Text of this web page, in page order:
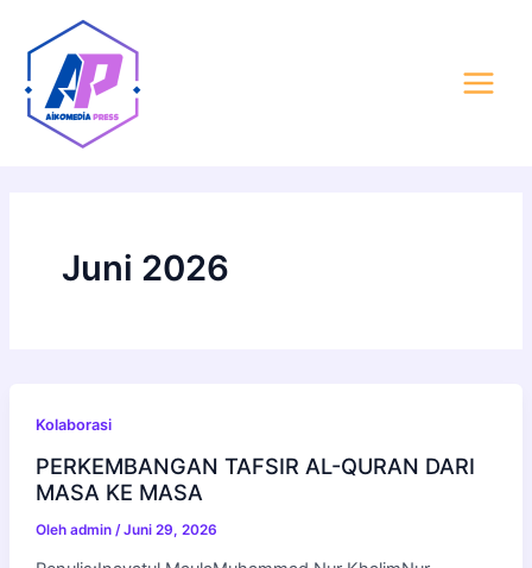
Menu
Juni 2026
Kolaborasi
PERKEMBANGAN TAFSIR AL-QURAN DARI
MASA KE MASA
Oleh admin /Juni 29, 2026
pagination